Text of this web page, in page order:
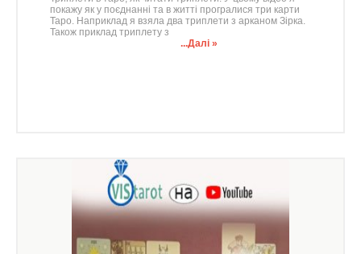
покажу як у поєднанні та в житті програлися три карти
Таро. Наприклад я взяла два триплети з арканом Зірка.
Також приклад триплету з
...Далі »